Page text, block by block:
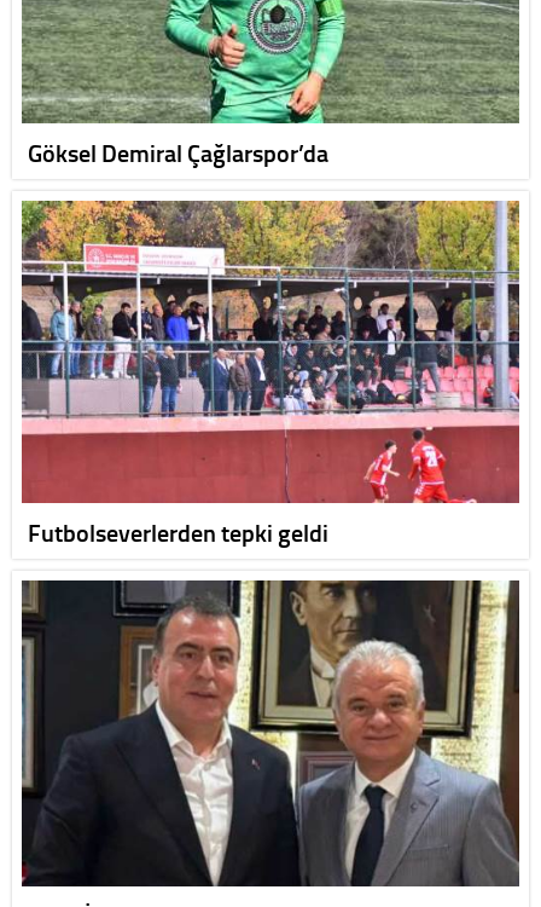
Göksel Demiral Çağlarspor’da
Futbolseverlerden tepki geldi